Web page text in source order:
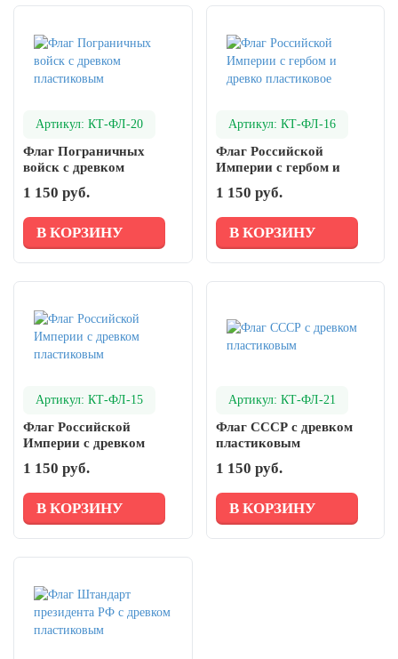
Артикул: КТ-ФЛ-20
Флаг Пограничных
войск с древком
1 150 руб.
В КОРЗИНУ
Артикул: КТ-ФЛ-16
Флаг Российской
Империи с гербом и
1 150 руб.
В КОРЗИНУ
Артикул: КТ-ФЛ-15
Флаг Российской
Империи с древком
1 150 руб.
В КОРЗИНУ
Артикул: КТ-ФЛ-21
Флаг СССР с древком
пластиковым
1 150 руб.
В КОРЗИНУ